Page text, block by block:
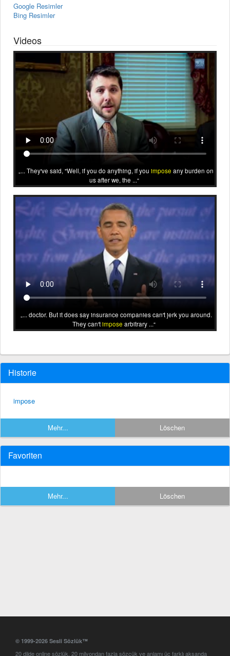
Google Resimler
Bing Resimler
Videos
... They've said, "Well, if you do anything, if you impose any burden on
us after we, the ...
... doctor. But it does say insurance companies can't jerk you around.
They can'timpose arbitrary ...
Historie
impose
Mehr... Löschen
Favoriten
Mehr... Löschen
© 1999-2026 Sesli Sözlük™
20 dilde online sözlük. 20 milyondan fazla sözcük ve anlamı üç farklı aksanda